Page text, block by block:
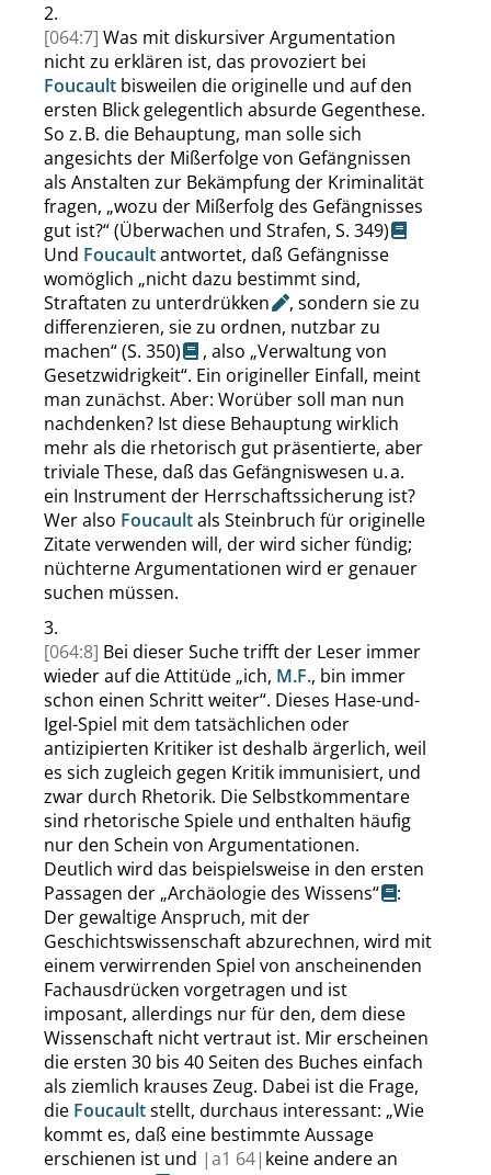
2.
[064:7] Was mit diskursiver Argumentation
nicht zu erklären ist, das provoziert bei
Foucault bisweilen die originelle und auf den
ersten Blick gelegentlich absurde Gegenthese.
So z. B. die Behauptung, man solle sich
angesichts der Mißerfolge von Gefängnissen
als Anstalten zur Bekämpfung der Kriminalität
fragen, „wozu der Mißerfolg des Gefängnisses
gut ist?“(Überwachen und Strafen, S. 349)
Und Foucaultantwortet, daß Gefängnisse
womöglich „nicht dazu bestimmt sind,
Straftaten zu unterdrükken
, sondern sie zu
differenzieren, sie zu ordnen, nutzbar zu
machen“(S. 350) , also „Verwaltung von
Gesetzwidrigkeit“. Ein origineller Einfall, meint
man zunächst. Aber: Worüber soll man nun
nachdenken? Ist diese Behauptung wirklich
mehr als die rhetorisch gut präsentierte, aber
triviale These, daß das Gefängniswesen u. a.
ein Instrument der Herrschaftssicherung ist?
Wer also Foucaultals Steinbruch für originelle
Zitate verwenden will, der wird sicher fündig;
nüchterne Argumentationen wird er genauer
suchen müssen.
3.
[064:8] Bei dieser Suche trifft der Leser immer
wieder auf die Attitüde „ich, M.F., bin immer
schon einen Schritt weiter“. Dieses Hase-und-
Igel-Spiel mit dem tatsächlichen oder
antizipierten Kritiker ist deshalb ärgerlich, weil
es sich zugleich gegen Kritik immunisiert, und
zwar durch Rhetorik. Die Selbstkommentare
sind rhetorische Spiele und enthalten häufig
nur den Schein von Argumentationen.
Deutlich wird das beispielsweise in den ersten
Passagen der „Archäologie des Wissens“
:
Der gewaltige Anspruch, mit der
Geschichtswissenschaft abzurechnen, wird mit
einem verwirrenden Spiel von anscheinenden
Fachausdrücken vorgetragen und ist
imposant, allerdings nur für den, dem diese
Wissenschaft nicht vertraut ist. Mir erscheinen
die ersten 30 bis 40 Seiten des Buches einfach
als ziemlich krauses Zeug. Dabei ist die Frage,
die Foucaultstellt, durchaus interessant: „Wie
kommt es, daß eine bestimmte Aussage
erschienen ist und |a1 64| keine andere an